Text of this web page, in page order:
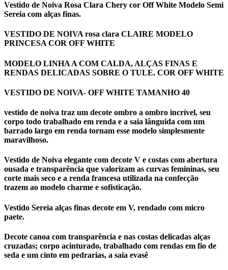
Vestido de Noiva Rosa Clara Chery cor Off White Modelo Semi
Sereia com alças finas.
VESTIDO DE NOIVA rosa clara CLAIRE MODELO
PRINCESA COR OFF WHITE
MODELO LINHA A COM CALDA, ALÇAS FINAS E
RENDAS DELICADAS SOBRE O TULE. COR OFF WHITE
VESTIDO DE NOIVA- OFF WHITE TAMANHO 40
vestido de noiva traz um decote ombro a ombro incrível, seu
corpo todo trabalhado em renda e a saia lânguida com um
barrado largo em renda tornam esse modelo simplesmente
maravilhoso.
Vestido de Noiva elegante com decote V e costas com abertura
ousada e transparência que valorizam as curvas femininas, seu
corte mais seco e a renda francesa utilizada na confecção
trazem ao modelo charme e sofisticação.
Vestido Sereia alças finas decote em V, rendado com micro
paete.
Decote canoa com transparência e nas costas delicadas alças
cruzadas; corpo acinturado, trabalhado com rendas em fio de
seda e um cinto em pedrarias, a saia evasê